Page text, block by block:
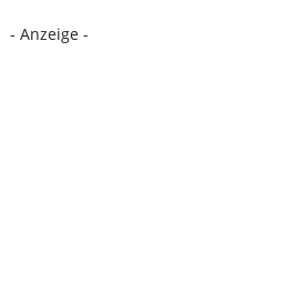
- Anzeige -